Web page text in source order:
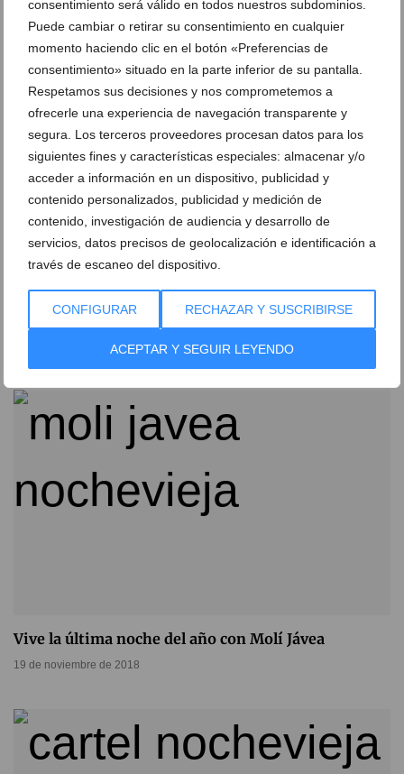
consentimiento será válido en todos nuestros subdominios.
Puede cambiar o retirar su consentimiento en cualquier
momento haciendo clic en el botón «Preferencias de
consentimiento» situado en la parte inferior de su pantalla.
Respetamos sus decisiones y nos comprometemos a
ofrecerle una experiencia de navegación transparente y
segura. Los terceros proveedores procesan datos para los
siguientes fines y características especiales: almacenar y/o
acceder a información en un dispositivo, publicidad y
contenido personalizados, publicidad y medición de
contenido, investigación de audiencia y desarrollo de
servicios, datos precisos de geolocalización e identificación a
través de escaneo del dispositivo.
CONFIGURAR RECHAZAR Y SUSCRIBIRSE
ACEPTAR Y SEGUIR LEYENDO
24 de diciembre de 2018
nochevieja su DINNER SHOW
04 de diciembre de 2018
Vive la última noche del año con Molí Jávea
19 de noviembre de 2018